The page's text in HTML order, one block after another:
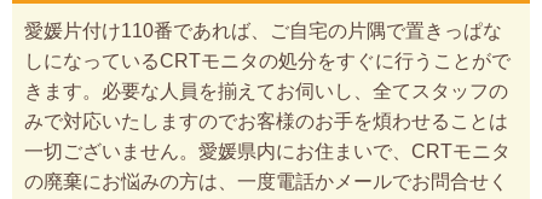
愛媛片付け110番であれば、ご自宅の片隅で置きっぱな
しになっているCRTモニタの処分をすぐに行うことがで
きます。必要な人員を揃えてお伺いし、全てスタッフの
みで対応いたしますのでお客様のお手を煩わせることは
一切ございません。愛媛県内にお住まいで、CRTモニタ
の廃棄にお悩みの方は、一度電話かメールでお問合せく